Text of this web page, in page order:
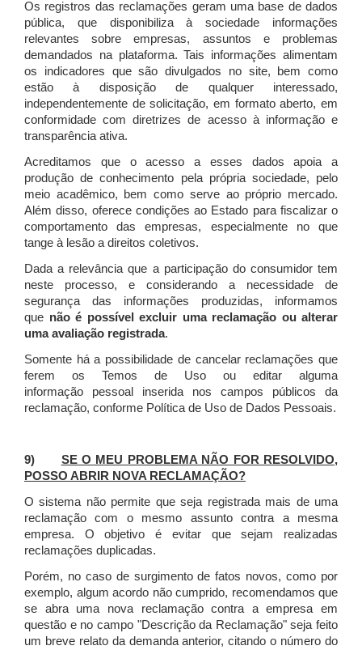
Os registros das reclamações geram uma base de dados
pública, que disponibiliza à sociedade informações
relevantes sobre empresas, assuntos e problemas
demandados na plataforma. Tais informações alimentam
os indicadores que são divulgados no site, bem como
estão à disposição de qualquer interessado,
independentemente de solicitação, em formato aberto, em
conformidade com diretrizes de acesso à informação e
transparência ativa.
Acreditamos que o acesso a esses dados apoia a
produção de conhecimento pela própria sociedade, pelo
meio acadêmico, bem como serve ao próprio mercado.
Além disso, oferece condições ao Estado para fiscalizar o
comportamento das empresas, especialmente no que
tange à lesão a direitos coletivos.
Dada a relevância que a participação do consumidor tem
neste processo, e considerando a necessidade de
segurança das informações produzidas, informamos
que não é possível excluir uma reclamação ou alterar
uma avaliação registrada.
Somente há a possibilidade de cancelar reclamações que
ferem os Temos de Uso ou editar alguma
informação pessoal inserida nos campos públicos da
reclamação, conforme Política de Uso de Dados Pessoais.
9) SE O MEU PROBLEMA NÃO FOR RESOLVIDO,
POSSO ABRIR NOVA RECLAMAÇÃO?
O sistema não permite que seja registrada mais de uma
reclamação com o mesmo assunto contra a mesma
empresa. O objetivo é evitar que sejam realizadas
reclamações duplicadas.
Porém, no caso de surgimento de fatos novos, como por
exemplo, algum acordo não cumprido, recomendamos que
se abra uma nova reclamação contra a empresa em
questão e no campo "Descrição da Reclamação" seja feito
um breve relato da demanda anterior, citando o número do